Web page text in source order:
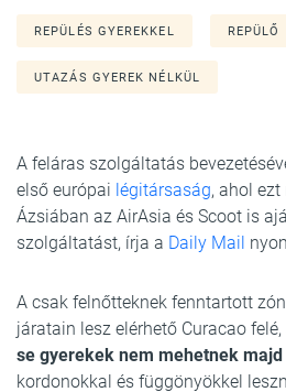
REPÜLÉS GYEREKKEL REPÜLŐ
UTAZÁS GYEREK NÉLKÜL
A feláras szolgáltatás
első európai légitársaság, ahol
Ázsiában az AirAsia és Scoot is
szolgáltatást, írja a Daily Mail
A csak felnőtteknek fenntartott
járatain lesz elérhető Curacao
se gyerekek nem mehetnek majd
kordonokkal és függönyökkel